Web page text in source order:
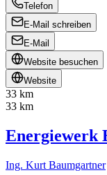
Telefon
E-Mail schreiben
E-Mail
Website besuchen
Website
33 km
33 km
Energiewerk
Ing. Kurt Baumgartner